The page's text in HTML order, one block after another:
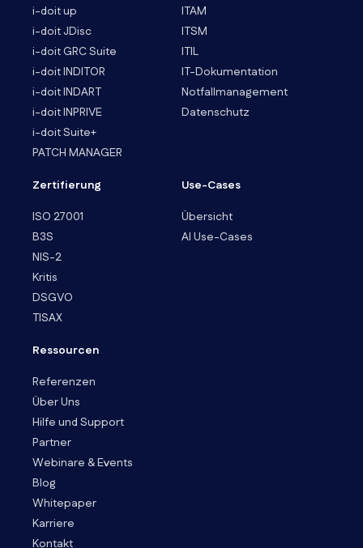
i-doit up
i-doit JDisc
i-doit GRC Suite
i-doit INDITOR
i-doit INDART
i-doit INPRIVE
i-doit Suite+
PATCH MANAGER
ITAM
ITSM
ITIL
IT-Dokumentation
Notfallmanagement
Datenschutz
Zertifierung
ISO 27001
B3S
NIS-2
Kritis
DSGVO
TISAX
Use-Cases
Übersicht
AI Use-Cases
Ressourcen
Referenzen
Über Uns
Hilfe und Support
Partner
Webinare & Events
Blog
Whitepaper
Karriere
Kontakt